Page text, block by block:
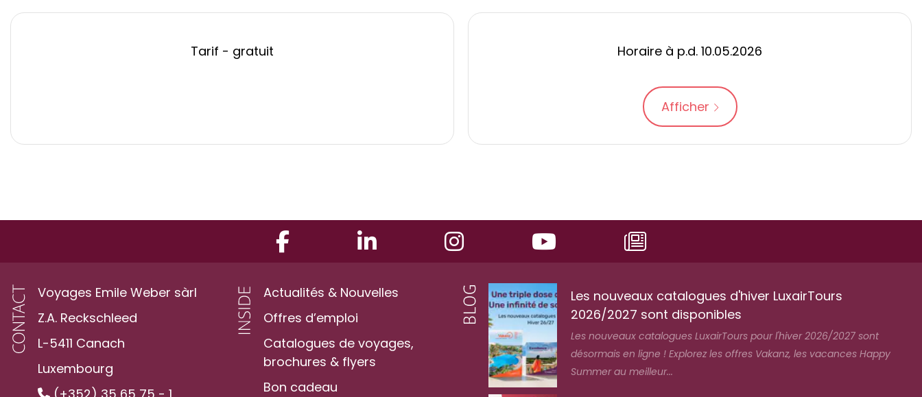
Tarif - gratuit Horaire à p.d. 10.05.2026
Afficher
Voyages Emile Weber sàrl
Z.A. Reckschleed
L-5411 Canach
Luxembourg
Actualités & Nouvelles
Offres d’emploi
Catalogues de voyages,
brochures & flyers
Bon cadeau
Les nouveaux catalogues d'hiver LuxairTours
2026/2027 sont disponibles
Les nouveaux catalogues LuxairTours pour l'hiver 2026/2027 sont
désormais en ligne ! Explorez les offres Vakanz, les vacances Happy
Summer au meilleur...